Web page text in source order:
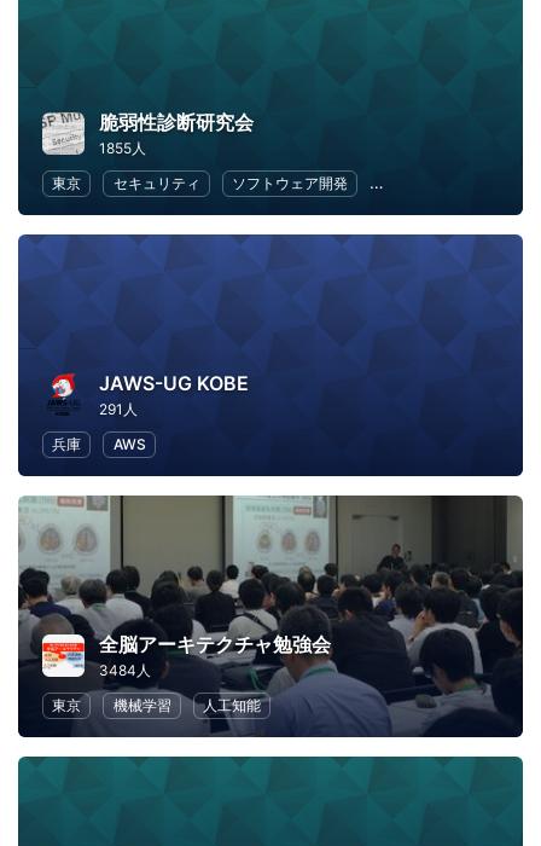
脆弱性診断研究会
1855人
東京
セキュリティ ソフトウェア開発 オープンソース
JAWS-UG KOBE
291人
兵庫
AWS
全脳アーキテクチャ勉強会
3484人
東京
機械学習 人工知能